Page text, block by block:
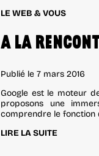
LE WEB & VOUS
A LA
Publié le 7 mars 2016
Google est le moteur
proposons une
comprendre le fonction
LIRE LA SUITE